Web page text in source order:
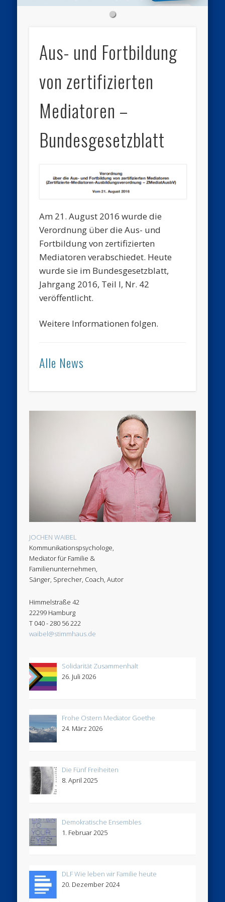
Aus- und Fortbildung
von zertifizierten
Mediatoren –
Bundesgesetzblatt
Am 21. August 2016 wurde die
Verordnung über die Aus- und
Fortbildung von zertifizierten
Mediatoren verabschiedet. Heute
wurde sie im Bundesgesetzblatt,
Jahrgang 2016, Teil I, Nr. 42
veröffentlicht.
Weitere Informationen folgen.
Alle News
JOCHEN WAIBEL
Kommunikationspsychologe,
Mediator für Familie &
Familienunternehmen,
Sänger, Sprecher, Coach, Autor
Himmelstraße 42
22299 Hamburg
T 040 - 280 56 222
waibel@stimmhaus.de
Solidarität Zusammenhalt
26. Juli 2026
Frohe Ostern Mediator Goethe
24. März 2026
Die Fünf Freiheiten
8. April 2025
Demokratische Ensembles
1. Februar 2025
DLF Wie leben wir Familie heute
20. Dezember 2024